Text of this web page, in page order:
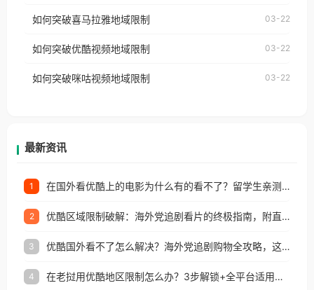
台湾、美国、加拿大、澳大利亚、欧洲等国家和地区
权限制所困扰。
制问题，且仅能在中国大陆地区播放。 遇到这个问题
户收听网易云音乐地区版权限制」的问题，无论人在
如何突破喜马拉雅地域限制 03-22
如何突破优酷视频地域限制 03-22
如何突破咪咕视频地域限制 03-22
最新资讯
1 在国外看优酷上的电影为什么有的看不了？留学生亲测有效的回国加速方案
2 优酷区域限制破解：海外党追剧看片的终极指南，附直播欧冠+1905电影网解决方案
3 优酷国外看不了怎么解决？海外党追剧购物全攻略，这招亲测有效！
4 在老挝用优酷地区限制怎么办？3步解锁+全平台适用的回国加速器指南